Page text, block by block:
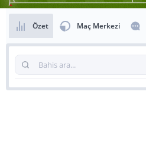
Özet Maç Merkezi